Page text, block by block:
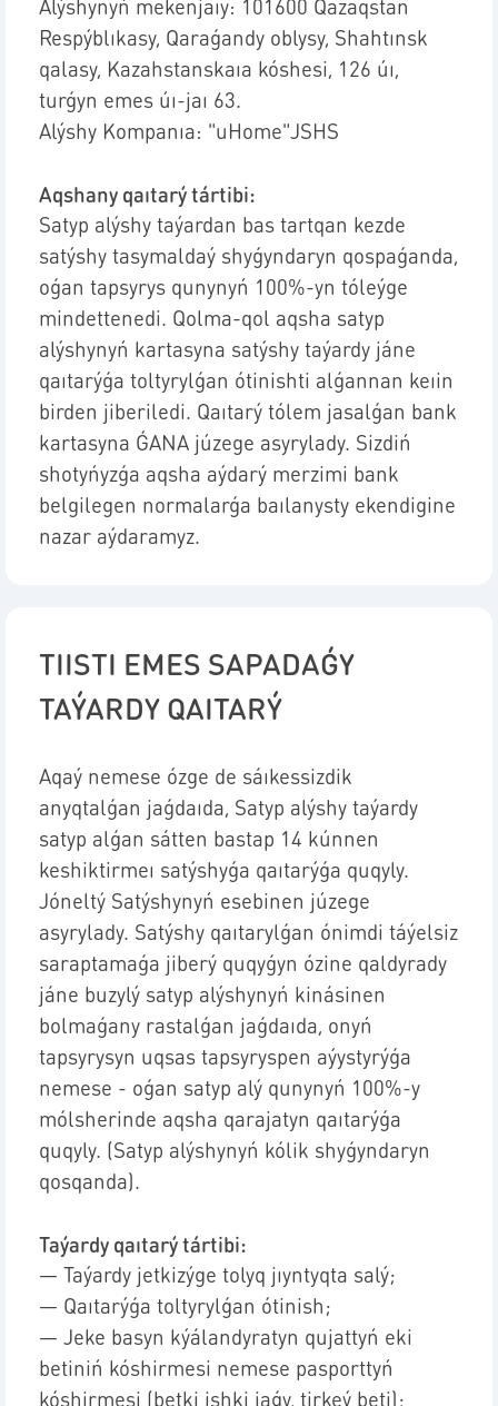
Alýshynyń mekenjaıy: 101600 Qazaqstan
Respýblıkasy, Qaraǵandy oblysy, Shahtınsk
qalasy, Kazahstanskaıa kóshesi, 126 úı,
turǵyn emes úı-jaı 63.
Alýshy Kompanıa: "uHome"JSHS
Aqshany qaıtarý tártibi:
Satyp alýshy taýardan bas tartqan kezde
satýshy tasymaldaý shyǵyndaryn qospaǵanda,
oǵan tapsyrys qunynyń 100%-yn tóleýge
mindettenedi. Qolma-qol aqsha satyp
alýshynyń kartasyna satýshy taýardy jáne
qaıtarýǵa toltyrylǵan ótinishti alǵannan keıin
birden jiberiledi. Qaıtarý tólem jasalǵan bank
kartasyna ǴANA júzege asyrylady. Sizdiń
shotyńyzǵa aqsha aýdarý merzimi bank
belgilegen normalarǵa baılanysty ekendigine
nazar aýdaramyz.
TIISTI EMES SAPADAǴY
TAÝARDY QAITARÝ
Aqaý nemese ózge de sáıkessizdik
anyqtalǵan jaǵdaıda, Satyp alýshy taýardy
satyp alǵan sátten bastap 14 kúnnen
keshiktirmeı satýshyǵa qaıtarýǵa quqyly.
Jóneltý Satýshynyń esebinen júzege
asyrylady. Satýshy qaıtarylǵan ónimdi táýelsiz
saraptamaǵa jiberý quqyǵyn ózine qaldyrady
jáne buzylý satyp alýshynyń kinásinen
bolmaǵany rastalǵan jaǵdaıda, onyń
tapsyrysyn uqsas tapsyryspen aýystyrýǵa
nemese - oǵan satyp alý qunynyń 100%-y
mólsherinde aqsha qarajatyn qaıtarýǵa
quqyly. (Satyp alýshynyń kólik shyǵyndaryn
qosqanda).
Taýardy qaıtarý tártibi:
— Taýardy jetkizýge tolyq jıyntyqta salý;
— Qaıtarýǵa toltyrylǵan ótinish;
— Jeke basyn kýálandyratyn qujattyń eki
betiniń kóshirmesi nemese pasporttyń
kóshirmesi (betki ishki jaǵy, tirkeý beti);